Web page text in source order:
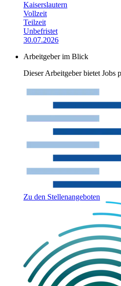
Kaiserslautern
Vollzeit
Teilzeit
Unbefristet
30.07.2026
Arbeitgeber im Blick
Dieser Arbeitgeber bietet Jobs
Zu den Stellenangeboten